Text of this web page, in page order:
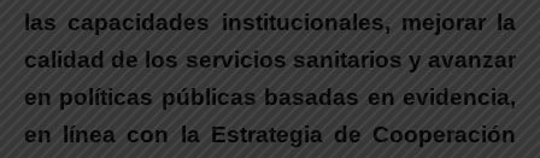
las capacidades institucionales, mejorar la
calidad de los servicios sanitarios y avanzar
en políticas públicas basadas en evidencia,
en línea con la Estrategia de Cooperación